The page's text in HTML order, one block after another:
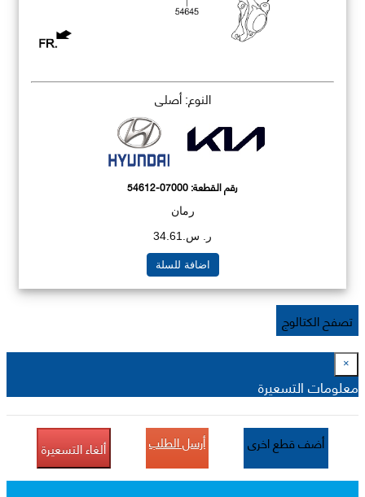
النوع: أصلي
رقم القطعة:54612-07000
رمان
ر. س.34.61
اضافة للسلة
تصفح الكتالوج
×
معلومات التسعيرة
أضف قطع اخرى أرسل الطلب ألغاء التسعيرة